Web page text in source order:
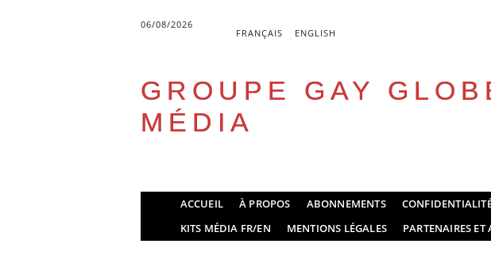
06/08/2026
FRANÇAIS ENGLISH
GROUPE GAY
MÉDIA
Main menu
ACCUEIL À PROPOS ABONNEMENTS
KITS MÉDIA FR/EN
MENTIONS LÉGALES PARTENAIRES